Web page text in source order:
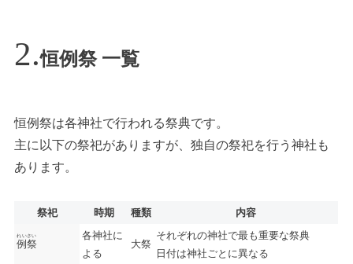
恒例祭 一覧
恒例祭は各神社で行われる祭典です。
主に以下の祭祀がありますが、独自の祭祀を行う神社も
あります。
祭祀 時期 種類 内容
例祭
れいさい
各神社に
よる
大祭
それぞれの神社で最も重要な祭典
日付は神社ごとに異なる